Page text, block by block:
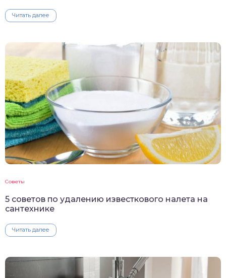
Читать далее
Советы
5 советов по удалению известкового налета на
сантехнике
Читать далее